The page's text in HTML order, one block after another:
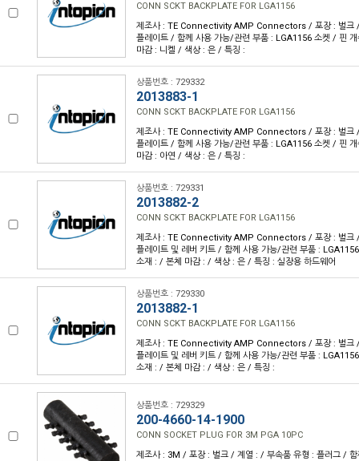
CONN SCKT BACKPLATE FOR LGA1156
제조사 : TE Connectivity AMP Connectors / 포장 : 벌크
플레이트 / 함께 사용 가능/관련 부품 : LGA1156 소켓 / 핀
마감 : 니켈 / 색상 : 은 / 특징 :
상품번호 : 729332
2013883-1
CONN SCKT BACKPLATE FOR LGA1156
제조사 : TE Connectivity AMP Connectors / 포장 : 벌크
플레이트 / 함께 사용 가능/관련 부품 : LGA1156 소켓 / 핀
마감 : 아연 / 색상 : 은 / 특징 :
상품번호 : 729331
2013882-2
CONN SCKT BACKPLATE FOR LGA1156
제조사 : TE Connectivity AMP Connectors / 포장 : 벌크
플레이트 및 레버 키트 / 함께 사용 가능/관련 부품 :
소재 : / 본체 마감 : / 색상 : 은 / 특징 : 실장용 하드웨어
상품번호 : 729330
2013882-1
CONN SCKT BACKPLATE FOR LGA1156
제조사 : TE Connectivity AMP Connectors / 포장 : 벌크
플레이트 및 레버 키트 / 함께 사용 가능/관련 부품 :
소재 : / 본체 마감 : / 색상 : 은 / 특징 :
상품번호 : 729329
200-4660-14-1900
CONN SOCKET PLUG FOR 3M PGA 10PC
제조사 : 3M / 포장 : 벌크 / 계열 : / 부속품 유형 : 플러그 /